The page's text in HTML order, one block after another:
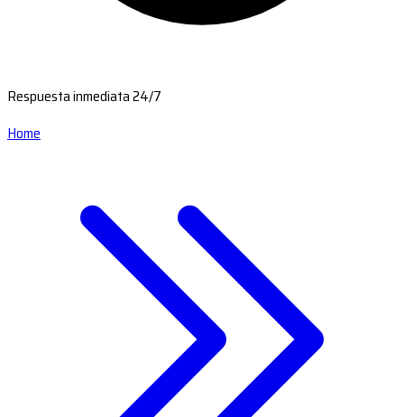
Respuesta inmediata 24/7
Home